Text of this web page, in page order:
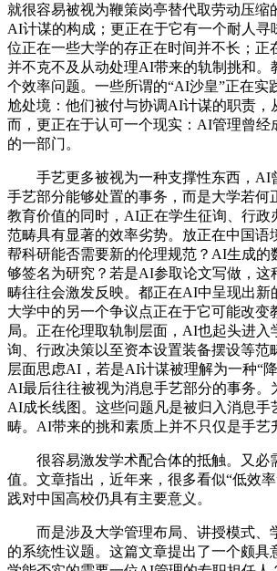
就很容易被视为鞭策岗亭替代取劳动压缩
AI计谋的构成；更正在于它有一个耐人寻
位正在一些大学的存正在时间并不长；正
并不克不及从动处理AI带来的轨制挑和。
个效率问题。一些所谓的“AI沙皇”正在实
尬处境：他们被付与协调AI计谋的职责，
而，更正在于认可一个现实：AI管理曾经
的一部门。
手艺更多被视为一种支撑性东西，AI
手艺部分能够处置的事务，而是大学若何
教育价值的同时，AI正在学生征询、行政
范畴具有显著的效率劣势。放正在中国语
帮科研能否需要新的伦理规范？AI生成的
够签名为研究？若是AI参取论文写做，这
畴往往会激发反映。都正在AI中呈现出新
大学中的另一个争议点正在于它可能改变
局。正在伦理取轨制层面，AI也起头进入
询、行政决策以至资本设置装备摆设等范
层面思虑AI，若是AI计谋被理解为一种“
AI最后往往被视为消息手艺部分的事务。
AI成长线图。这些问题凡是被归入消息手
畴。AI带来的挑和素质上并不只仅是手艺
很容易激发学术配合体的抵触。又必
值。文章指出，近年来，很多看似“低效
践对中国高校仍具有主要意义。
而是涉及大学管理布局、讲授模式、
的系统性议题。这篇文章提出了一个颇具